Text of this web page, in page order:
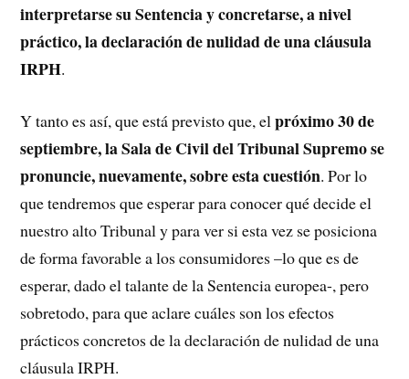
interpretarse su Sentencia y concretarse, a nivel
práctico, la declaración de nulidad de una cláusula
IRPH.
Y tanto es así, que está previsto que, elpróximo 30 de
septiembre, la Sala de Civil del Tribunal Supremo se
pronuncie, nuevamente, sobre esta cuestión. Por lo
que tendremos que esperar para conocer qué decide el
nuestro alto Tribunal y para ver si esta vez se posiciona
de forma favorable a los consumidores –lo que es de
esperar, dado el talante de la Sentencia europea-, pero
sobretodo, para que aclare cuáles son los efectos
prácticos concretos de la declaración de nulidad de una
cláusula IRPH.